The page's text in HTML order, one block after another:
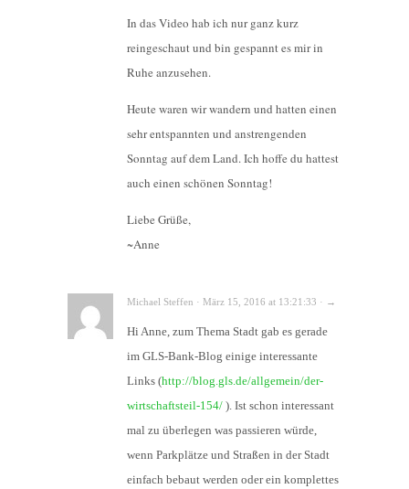
In das Video hab ich nur ganz kurz
reingeschaut und bin gespannt es mir in
Ruhe anzusehen.
Heute waren wir wandern und hatten einen
sehr entspannten und anstrengenden
Sonntag auf dem Land. Ich hoffe du hattest
auch einen schönen Sonntag!
Liebe Grüße,
~Anne
Michael Steffen · März 15, 2016 at 13:21:33 · →
Hi Anne, zum Thema Stadt gab es gerade
im GLS-Bank-Blog einige interessante
Links (http://blog.gls.de/allgemein/der-
wirtschaftsteil-154/ ). Ist schon interessant
mal zu überlegen was passieren würde,
wenn Parkplätze und Straßen in der Stadt
einfach bebaut werden oder ein komplettes